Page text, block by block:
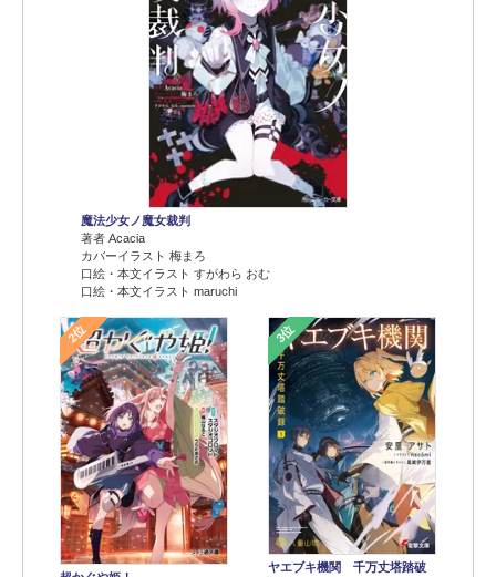
魔法少女ノ魔女裁判
著者 Acacia
カバーイラスト 梅まろ
口絵・本文イラスト すがわら おむ
口絵・本文イラスト maruchi
2位 3位
ヤエブキ機関 千万丈塔踏破